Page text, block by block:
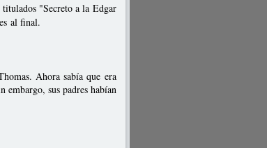
titulados "Secreto a la Edgar
al final.
Ahora sabía que era
sus padres habían